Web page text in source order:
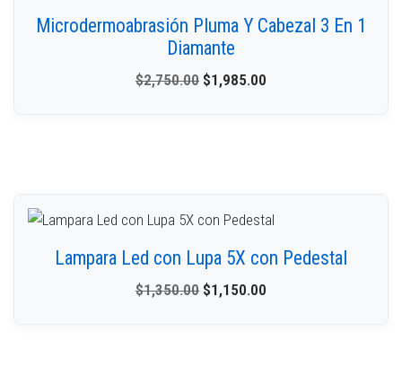
Microdermoabrasión Pluma Y Cabezal 3 En 1
Diamante
$2,750.00 $1,985.00
Lampara Led con Lupa 5X con Pedestal
$1,350.00 $1,150.00